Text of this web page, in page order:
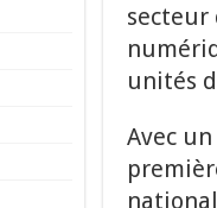
secteur
unités
Avec